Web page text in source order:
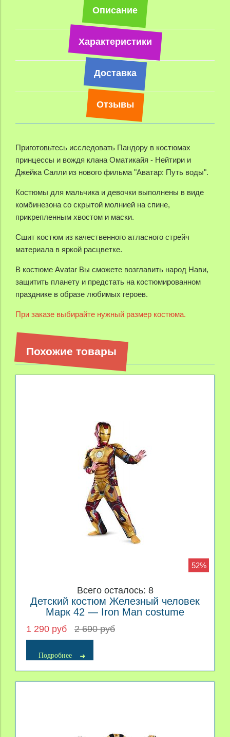
Описание
Характеристики
Доставка
Отзывы
Приготовьтесь исследовать Пандору в костюмах
принцессы и вождя клана Оматикайя - Нейтири и
Джейка Салли из нового фильма "Аватар: Путь воды".
Костюмы для мальчика и девочки выполнены в виде
комбинезона со скрытой молнией на спине,
прикрепленным хвостом и маски.
Сшит костюм из качественного атласного стрейч
материала в яркой расцветке.
В костюме Avatar Вы сможете возглавить народ Нави,
защитить планету и предстать на костюмированном
празднике в образе любимых героев.
При заказе выбирайте нужный размер костюма.
Похожие товары
52%
Всего осталось: 8
Детский костюм Железный человек
Марк 42 — Iron Man costume
1 290 руб 2 690 руб
Подробнее